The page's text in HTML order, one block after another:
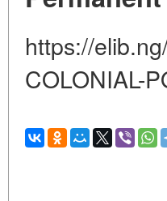
https://
COLONIAL-